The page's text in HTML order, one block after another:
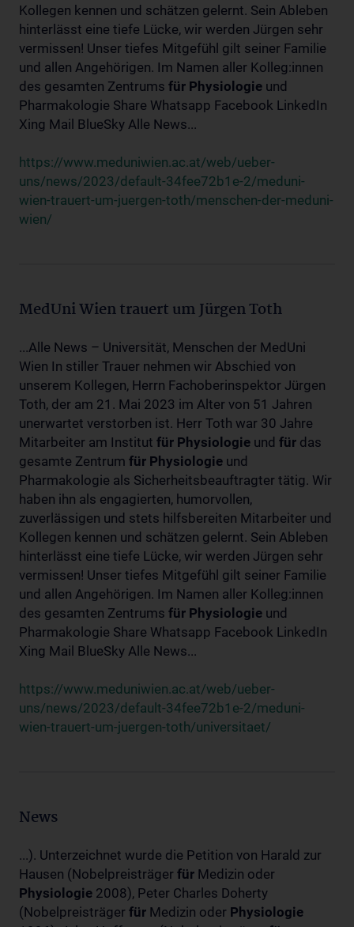
Kollegen kennen und schätzen gelernt. Sein Ableben
hinterlässt eine tiefe Lücke, wir werden Jürgen sehr
vermissen! Unser tiefes Mitgefühl gilt seiner Familie
und allen Angehörigen. Im Namen aller Kolleg:innen
des gesamten Zentrums für Physiologie und
Pharmakologie Share Whatsapp Facebook LinkedIn
Xing Mail BlueSky Alle News...
https://www.meduniwien.ac.at/web/ueber-
uns/news/2023/default-34fee72b1e-2/meduni-
wien-trauert-um-juergen-toth/menschen-der-meduni-
wien/
MedUni Wien trauert um Jürgen Toth
...Alle News – Universität, Menschen der MedUni
Wien In stiller Trauer nehmen wir Abschied von
unserem Kollegen, Herrn Fachoberinspektor Jürgen
Toth, der am 21. Mai 2023 im Alter von 51 Jahren
unerwartet verstorben ist. Herr Toth war 30 Jahre
Mitarbeiter am Institut für Physiologie und für das
gesamte Zentrum für Physiologie und
Pharmakologie als Sicherheitsbeauftragter tätig. Wir
haben ihn als engagierten, humorvollen,
zuverlässigen und stets hilfsbereiten Mitarbeiter und
Kollegen kennen und schätzen gelernt. Sein Ableben
hinterlässt eine tiefe Lücke, wir werden Jürgen sehr
vermissen! Unser tiefes Mitgefühl gilt seiner Familie
und allen Angehörigen. Im Namen aller Kolleg:innen
des gesamten Zentrums für Physiologie und
Pharmakologie Share Whatsapp Facebook LinkedIn
Xing Mail BlueSky Alle News...
https://www.meduniwien.ac.at/web/ueber-
uns/news/2023/default-34fee72b1e-2/meduni-
wien-trauert-um-juergen-toth/universitaet/
News
...). Unterzeichnet wurde die Petition von Harald zur
Hausen (Nobelpreisträger für Medizin oder
Physiologie 2008), Peter Charles Doherty
(Nobelpreisträger für Medizin oder Physiologie